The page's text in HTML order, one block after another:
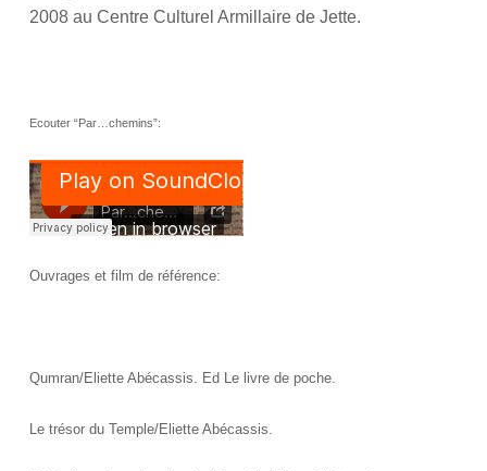
2008 au Centre Culturel Armillaire de Jette.
Ecouter “Par…chemins”:
Ouvrages et film de référence:
Qumran/Eliette Abécassis. Ed Le livre de poche.
Le trésor du Temple/Eliette Abécassis.